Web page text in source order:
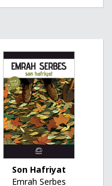
Son Hafriyat
Emrah Serbes